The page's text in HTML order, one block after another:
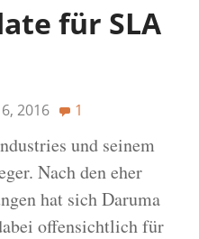
für SLA
2016 1
und seinem
Nach den eher
hat sich Daruma
offensichtlich für